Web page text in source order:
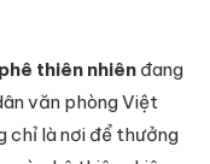
thiên nhiên đang
văn phòng Việt
chỉ là nơi để thưởng